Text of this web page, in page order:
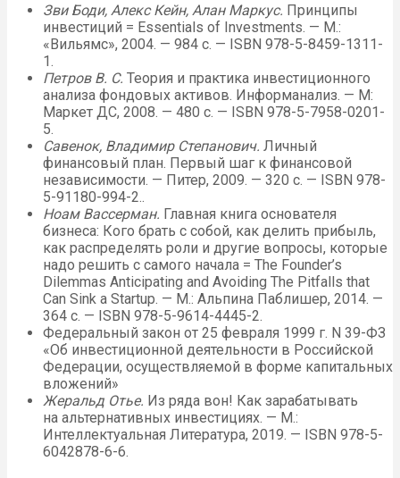
Зви Боди, Алекс Кейн, Алан Маркус. Принципы
инвестиций = Essentials of Investments. — М. :
«Вильямс», 2004. — 984 с. — ISBN 978-5-8459-1311-
1.
Петров В. С. Теория и практика инвестиционного
анализа фондовых активов. Информанализ. — М:
Маркет ДС, 2008. — 480 с. — ISBN 978-5-7958-0201-
5.
Савенок, Владимир Степанович. Личный
финансовый план. Первый шаг к финансовой
независимости. — Питер, 2009. — 320 с. — ISBN 978-
5-91180-994-2..
Ноам Вассерман. Главная книга основателя
бизнеса: Кого брать с собой, как делить прибыль,
как распределять роли и другие вопросы, которые
надо решить с самого начала = The Founder’s
Dilemmas Anticipating and Avoiding The Pitfalls that
Can Sink a Startup. — М. : Альпина Паблишер, 2014. —
364 с. — ISBN 978-5-9614-4445-2.
Федеральный закон от 25 февраля 1999 г. N 39-ФЗ
«Об инвестиционной деятельности в Российской
Федерации, осуществляемой в форме капитальных
вложений»
Жеральд Отье. Из ряда вон! Как зарабатывать
на альтернативных инвестициях. — М. :
Интеллектуальная Литература, 2019. — ISBN 978-5-
6042878-6-6.